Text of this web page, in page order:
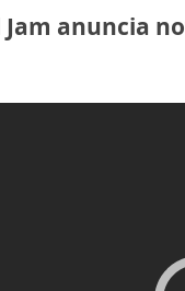
Jam anuncia